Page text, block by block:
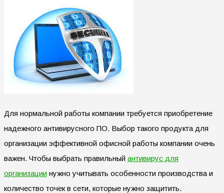
Для нормальной работы компании требуется приобретение
надежного антивирусного ПО. Выбор такого продукта для
организации эффективной офисной работы компании очень
важен. Чтобы выбрать правильный антивирус для
организации нужно учитывать особенности производства и
количество точек в сети, которые нужно защитить.